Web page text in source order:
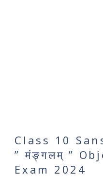
Class 10
” मंङ्गलम् ”
Exam 2024